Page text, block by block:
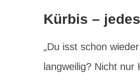
Kürbis –
„Du isst schon
langweilig? Nicht